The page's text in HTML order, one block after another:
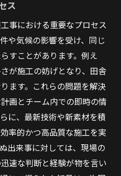
ス
事における重要なプロセス
や気候の影響を受け、同じ
すことがあります。例え
が施工の妨げとなり、田舎
ます。これらの問題を解決
画とチーム内での即時の情
に、最新技術や新素材を積
率的かつ高品質な施工を実
出来事に対しては、現場の
速な判断と経験が物を言い